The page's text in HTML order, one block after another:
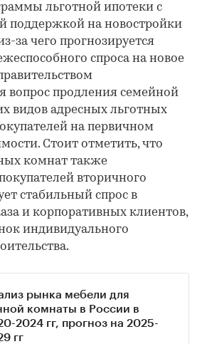
льготной ипотеки с
поддержкой на новостройки
за чего прогнозируется
спроса на новое
вопрос продления семейной
видов адресных льготных
на первичном
Стоит отметить, что
комнат также
вторичного
стабильный спрос в
и корпоративных клиентов,
индивидуального
рынка мебели для
комнаты в России в
2024 гг, прогноз на 2025-
гг